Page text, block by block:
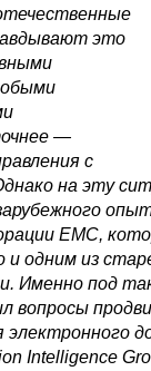
это
—
с
на эту
EMC,
и одним из
Именно под
вопросы
электронного
Intelligence